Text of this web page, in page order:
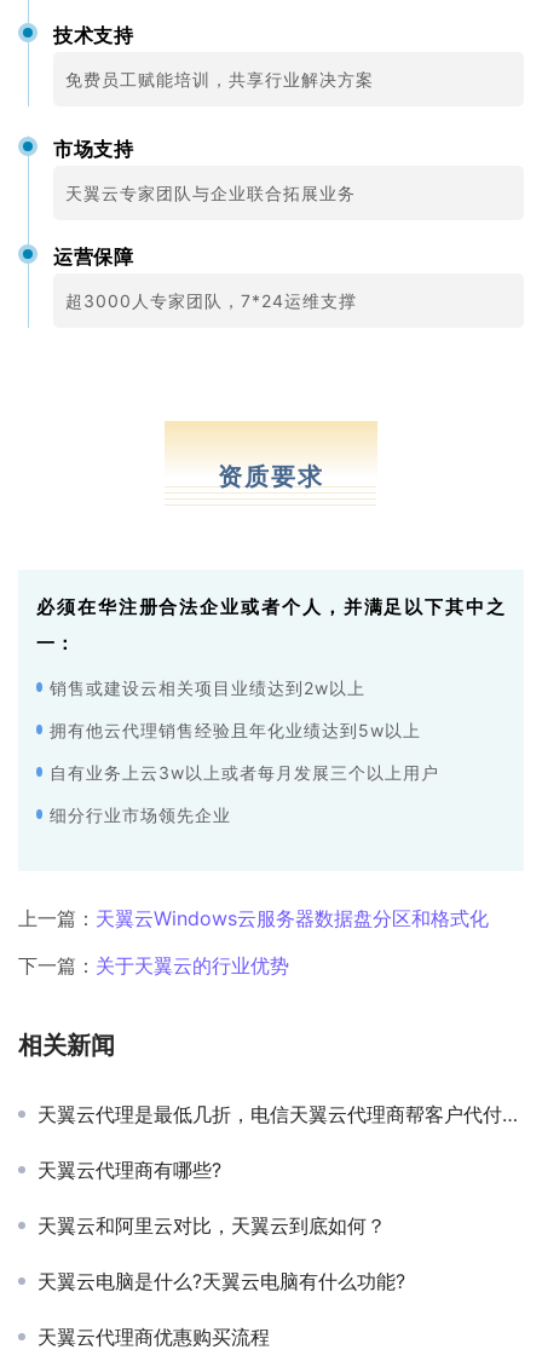
技术支持
免费员工赋能培训，共享行业解决方案
市场支持
天翼云专家团队与企业联合拓展业务
运营保障
超3000人专家团队，7*24运维支撑
Qualification
资质要求
必须在华注册合法企业或者个人，并满足以下其中之
一：
销售或建设云相关项目业绩达到2w以上
拥有他云代理销售经验且年化业绩达到5w以上
自有业务上云3w以上或者每月发展三个以上用户
细分行业市场领先企业
上一篇： 天翼云Windows云服务器数据盘分区和格式化
下一篇： 关于天翼云的行业优势
相关新闻
天翼云代理是最低几折，电信天翼云代理商帮客户代付流程
天翼云代理商有哪些?
天翼云和阿里云对比，天翼云到底如何？
天翼云电脑是什么?天翼云电脑有什么功能?
天翼云代理商优惠购买流程